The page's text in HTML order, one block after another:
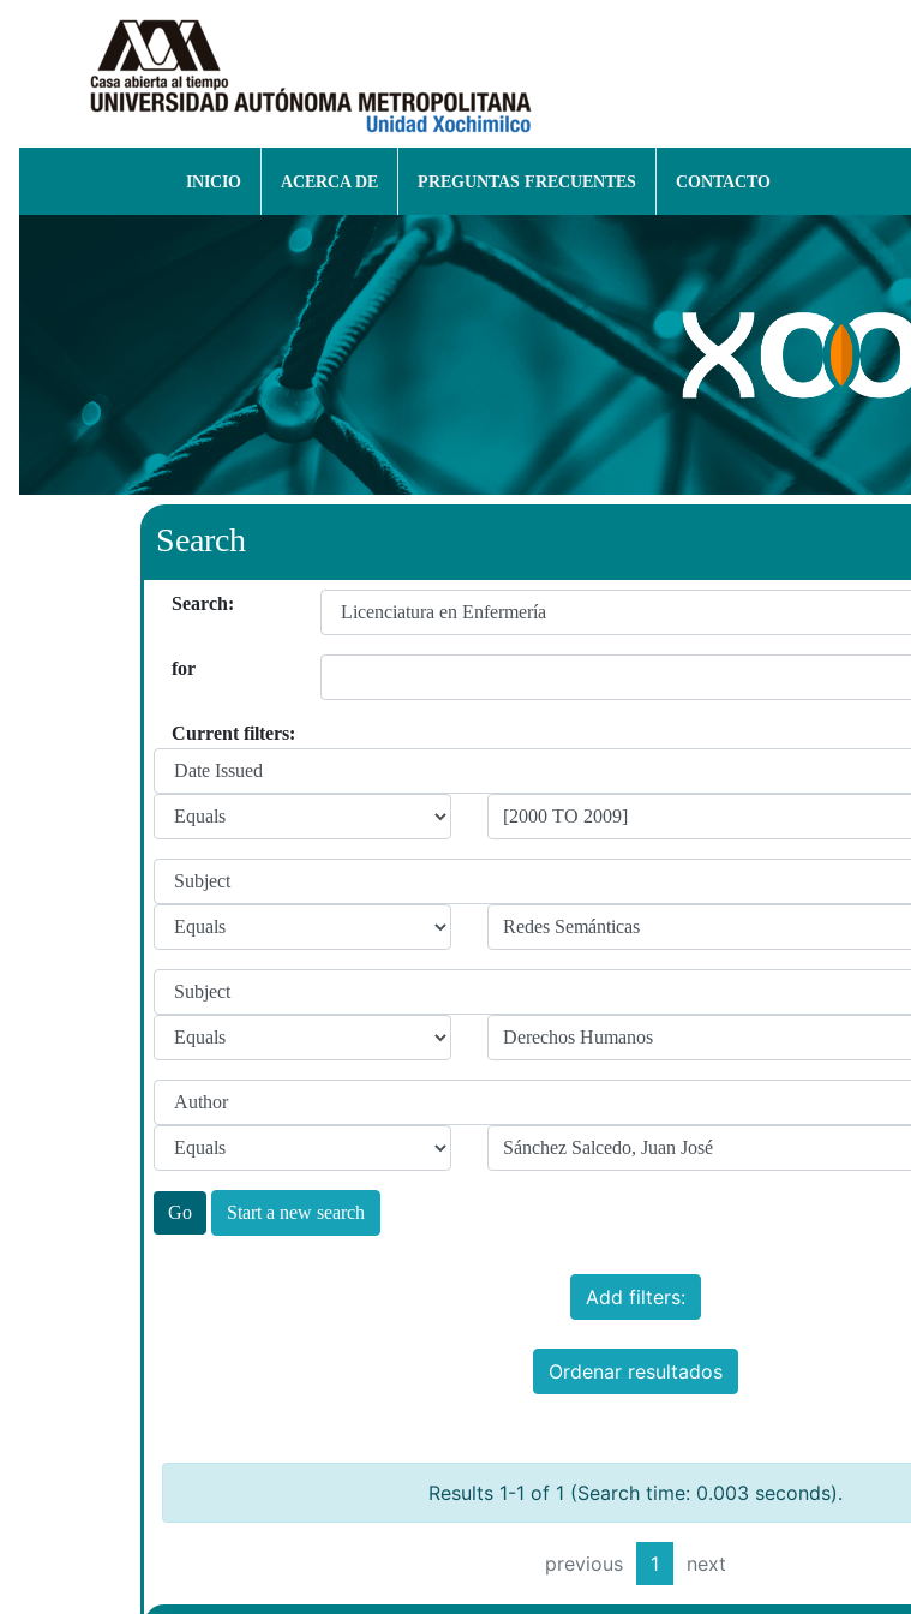
INICIO ACERCA DE PREGUNTAS FRECUENTES CONTACTO
Search
Search:
for
Current filters:
Start a new search
Add filters:
Ordenar resultados
Results 1-1 of 1 (Search time: 0.003 seconds).
previous 1 next